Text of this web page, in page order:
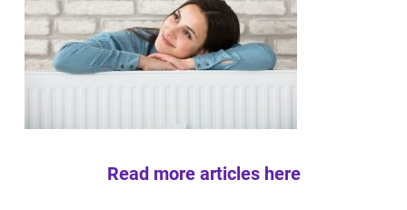
Read more articles here